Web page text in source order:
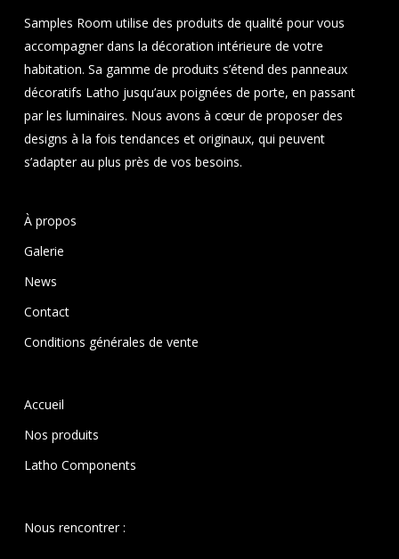
Samples Room utilise des produits de qualité pour vous
accompagner dans la décoration intérieure de votre
habitation. Sa gamme de produits s’étend des panneaux
décoratifs Latho jusqu’aux poignées de porte, en passant
par les luminaires. Nous avons à cœur de proposer des
designs à la fois tendances et originaux, qui peuvent
s’adapter au plus près de vos besoins.
À propos
Galerie
News
Contact
Conditions générales de vente
Accueil
Nos produits
Latho Components
Nous rencontrer :